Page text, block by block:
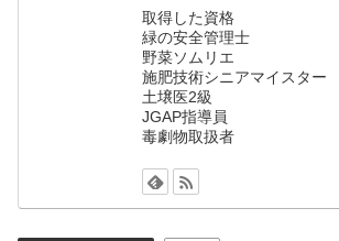
取得した資格
緑の安全管理士
野菜ソムリエ
施肥技術シニアマイスター
土壌医2級
JGAP指導員
毒劇物取扱者